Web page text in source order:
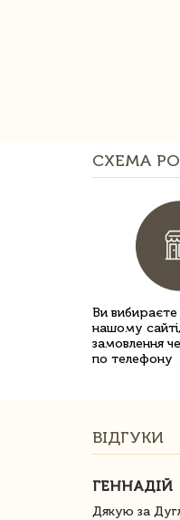
СХЕМА
Ви
нашому
замовлення
по телефону
ВІДГУКИ
ГЕННАДІЙ
Дякую за